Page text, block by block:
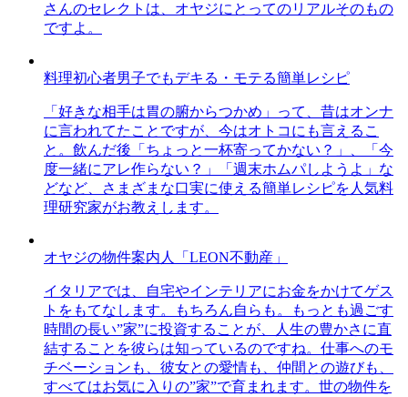
さんのセレクトは、オヤジにとってのリアルそのもの
ですよ。
料理初心者男子でもデキる・モテる簡単レシピ
「好きな相手は胃の腑からつかめ」って、昔はオンナ
に言われてたことですが、今はオトコにも言えるこ
と。飲んだ後「ちょっと一杯寄ってかない？」、「今
度一緒にアレ作らない？」「週末ホムパしようよ」な
どなど、さまざまな口実に使える簡単レシピを人気料
理研究家がお教えします。
オヤジの物件案内人「LEON不動産」
イタリアでは、自宅やインテリアにお金をかけてゲス
トをもてなします。もちろん自らも。もっとも過ごす
時間の長い”家”に投資することが、人生の豊かさに直
結することを彼らは知っているのですね。仕事へのモ
チベーションも、彼女との愛情も、仲間との遊びも、
すべてはお気に入りの”家”で育まれます。世の物件を